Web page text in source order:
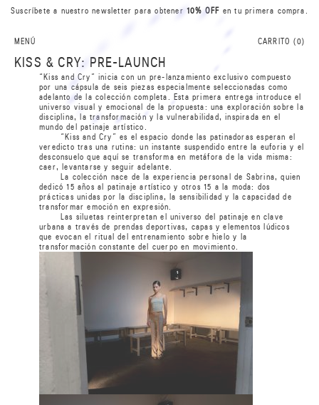
Suscríbete a nuestro newsletter para obtener10% OFF en tu primera compra.
MENÚ CARRITO (0)
I
R
B
L
0
A
N
I R
B
A
S
KISS & CRY: PRE-LAUNCH
“Kiss and Cry” inicia con un pre-lanzamiento exclusivo compuesto
por una cápsula de seis piezas especialmente seleccionadas como
adelanto de la colección completa. Esta primera entrega introduce el
universo visual y emocional de la propuesta: una exploración sobre la
disciplina, la transformación y la vulnerabilidad, inspirada en el
mundo del patinaje artístico.
“Kiss and Cry” es el espacio donde las patinadoras esperan el
veredicto tras una rutina: un instante suspendido entre la euforia y el
desconsuelo que aquí se transforma en metáfora de la vida misma:
caer, levantarse y seguir adelante.
La colección nace de la experiencia personal de Sabrina, quien
dedicó 15 años al patinaje artístico y otros 15 a la moda: dos
prácticas unidas por la disciplina, la sensibilidad y la capacidad de
transformar emoción en expresión.
Las siluetas reinterpretan el universo del patinaje en clave
urbana a través de prendas deportivas, capas y elementos lúdicos
que evocan el ritual del entrenamiento sobre hielo y la
transformación constante del cuerpo en movimiento.